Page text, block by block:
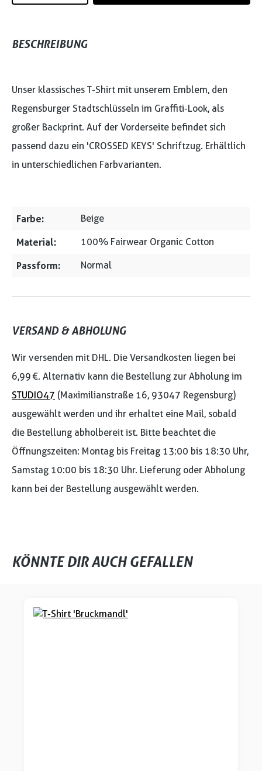
BESCHREIBUNG
Unser klassisches T-Shirt mit unserem Emblem, den
Regensburger Stadtschlüsseln im Graffiti-Look, als
großer Backprint. Auf der Vorderseite befindet sich
passend dazu ein 'CROSSED KEYS' Schriftzug. Erhältlich
in unterschiedlichen Farbvarianten.
Farbe: Beige
Material: 100% Fairwear Organic Cotton
Passform: Normal
VERSAND & ABHOLUNG
Wir versenden mit DHL. Die Versandkosten liegen bei
6,99 €. Alternativ kann die Bestellung zur Abholung im
STUDIO47 (Maximilianstraße 16, 93047 Regensburg)
ausgewählt werden und ihr erhaltet eine Mail, sobald
die Bestellung abholbereit ist. Bitte beachtet die
Öffnungszeiten: Montag bis Freitag 13:00 bis 18:30 Uhr,
Samstag 10:00 bis 18:30 Uhr. Lieferung oder Abholung
kann bei der Bestellung ausgewählt werden.
KÖNNTE DIR AUCH GEFALLEN